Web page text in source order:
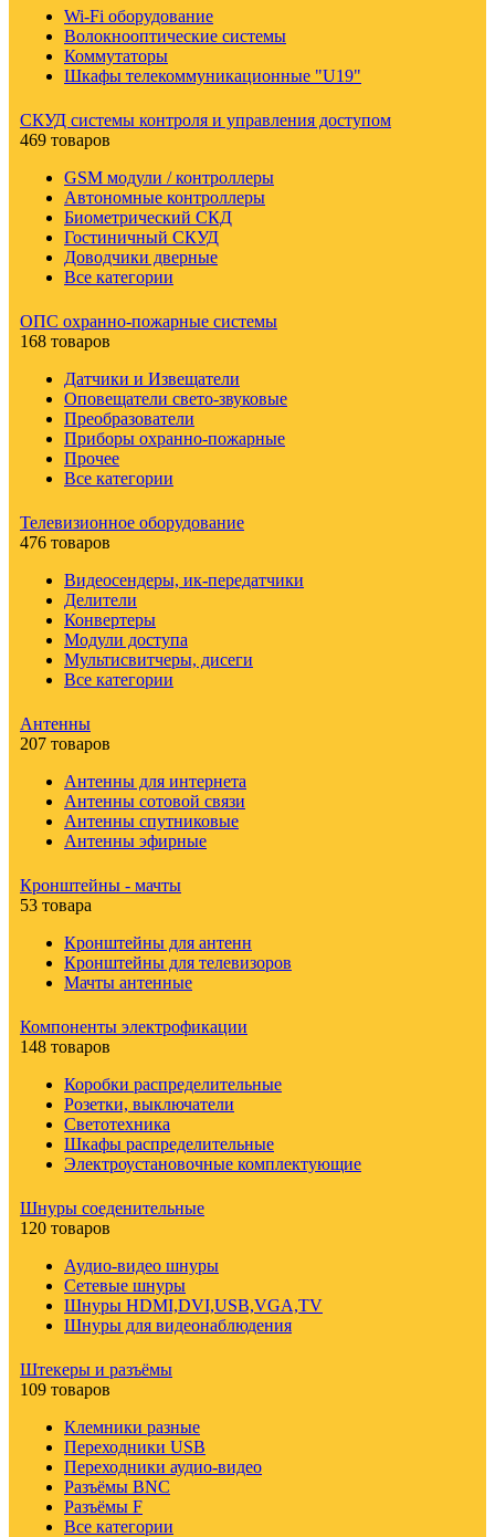
Wi-Fi оборудование
Волокнооптические системы
Коммутаторы
Шкафы телекоммуникационные "U19"
СКУД системы контроля и управления доступом
469 товаров
GSM модули / контроллеры
Автономные контроллеры
Биометрический СКД
Гостиничный СКУД
Доводчики дверные
Все категории
ОПС охранно-пожарные системы
168 товаров
Датчики и Извещатели
Оповещатели свето-звуковые
Преобразователи
Приборы охранно-пожарные
Прочее
Все категории
Телевизионное оборудование
476 товаров
Видеосендеры, ик-передатчики
Делители
Конвертеры
Модули доступа
Мультисвитчеры, дисеги
Все категории
Антенны
207 товаров
Антенны для интернета
Антенны сотовой связи
Антенны спутниковые
Антенны эфирные
Кронштейны - мачты
53 товара
Кронштейны для антенн
Кронштейны для телевизоров
Мачты антенные
Компоненты электрофикации
148 товаров
Коробки распределительные
Розетки, выключатели
Светотехника
Шкафы распределительные
Электроустановочные комплектующие
Шнуры соеденительные
120 товаров
Аудио-видео шнуры
Сетевые шнуры
Шнуры HDMI,DVI,USB,VGA,TV
Шнуры для видеонаблюдения
Штекеры и разъёмы
109 товаров
Клемники разные
Переходники USB
Переходники аудио-видео
Разъёмы BNC
Разъёмы F
Все категории